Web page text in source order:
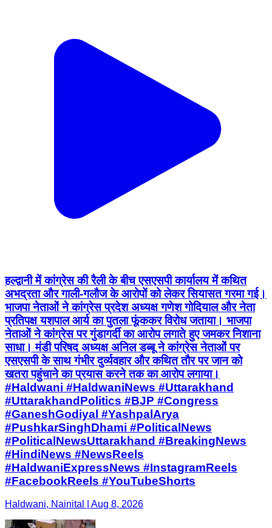
हल्द्वानी में कांग्रेस की रैली के बीच एसएसपी कार्यालय में कथित
अभद्रता और गाली-गलौज के आरोपों को लेकर सियासत गरमा गई।
भाजपा नेताओं ने कांग्रेस प्रदेश अध्यक्ष गणेश गोदियाल और नेता
प्रतिपक्ष यशपाल आर्य का पुतला फूंककर विरोध जताया। भाजपा
नेताओं ने कांग्रेस पर गुंडागर्दी का आरोप लगाते हुए जमकर निशाना
साधा। मंडी परिषद अध्यक्ष अनिल डब्बू ने कांग्रेस नेताओं पर
एसएसपी के साथ गंभीर दुर्व्यवहार और कथित तौर पर जान को
खतरा पहुंचाने का प्रयास करने तक का आरोप लगाया।
#Haldwani #HaldwaniNews #Uttarakhand
#UttarakhandPolitics #BJP #Congress
#GaneshGodiyal #YashpalArya
#PushkarSinghDhami #PoliticalNews
#PoliticalNewsUttarakhand #BreakingNews
#HindiNews #NewsReels
#HaldwaniExpressNews #InstagramReels
#FacebookReels #YouTubeShorts
Haldwani, Nainital | Aug 8, 2026